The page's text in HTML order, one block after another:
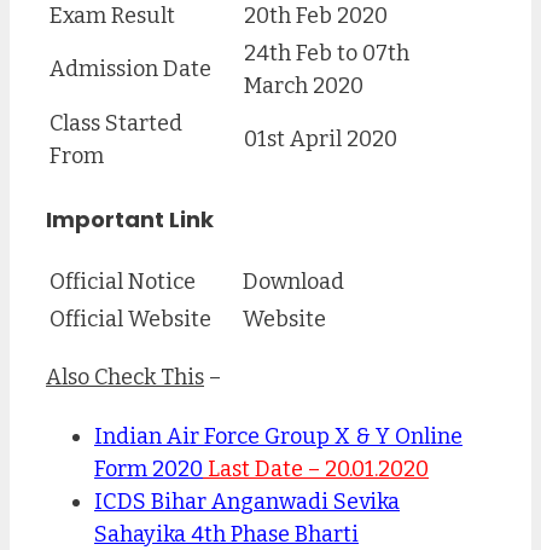
Exam Result
20th Feb 2020
Admission Date
24th Feb to 07th
March 2020
Class Started
From
01st April 2020
Important Link
Official Notice
Download
Official Website
Website
Also Check This –
Indian Air Force Group X & Y Online
Form 2020 Last Date – 20.01.2020
ICDS Bihar Anganwadi Sevika
Sahayika 4th Phase Bharti